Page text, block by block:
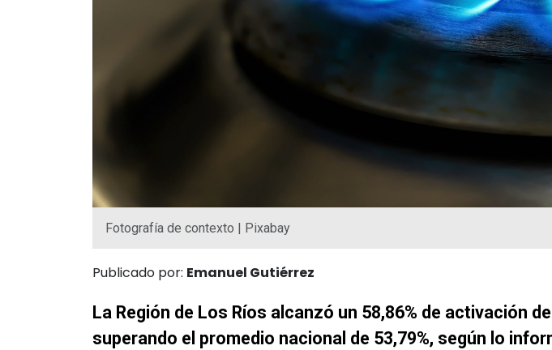
Fotografía de contexto | Pixabay
Publicado por: Emanuel Gutiérrez
La Región de Los Ríos alcanzó un 58,86% de activación
superando el promedio nacional de 53,79%, según lo